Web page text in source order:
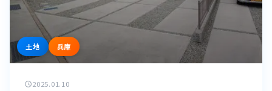
土地 兵庫
schedule2025.01.10